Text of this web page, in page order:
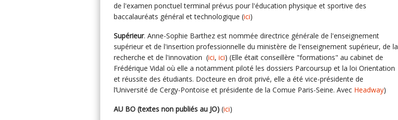
de l'examen ponctuel terminal prévus pour l'éducation physique et sportive des
baccalauréats général et technologique (ici)
Supérieur. Anne-Sophie Barthez est nommée directrice générale de l'enseignement
supérieur et de l'insertion professionnelle du ministère de l'enseignement supérieur, de la
recherche et de l'innovation (ici, ici) (Elle était conseillère "formations" au cabinet de
Frédérique Vidal où elle a notamment piloté les dossiers Parcoursup et la loi Orientation
et réussite des étudiants. Docteure en droit privé, elle a été vice-présidente de
l’Université de Cergy-Pontoise et présidente de la Comue Paris-Seine. Avec Headway)
AU BO (textes non publiés au JO) (ici)